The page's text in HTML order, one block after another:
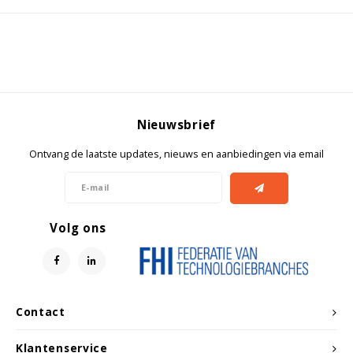
Contact
Nieuwsbrief
Ontvang de laatste updates, nieuws en aanbiedingen via email
Volg ons
Klantenservice